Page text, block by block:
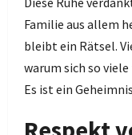
Familie aus allem
bleibt ein Rätsel.
warum sich so
Es ist ein